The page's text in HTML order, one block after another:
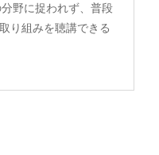
野に捉われず、普段
り組みを聴講できる